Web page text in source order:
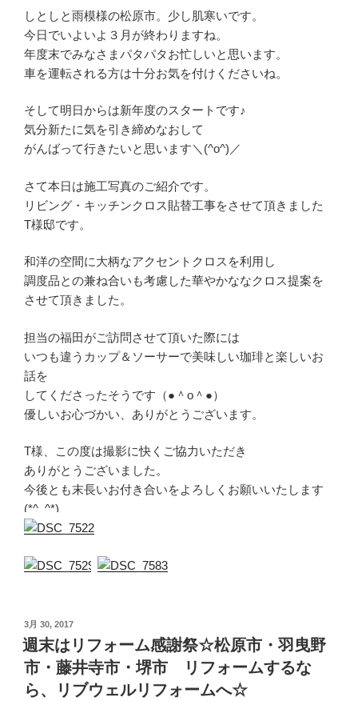
しとしと雨模様の松原市。少し肌寒いです。
今日でいよいよ３月が終わりますね。
年度末でみなさまパタパタお忙しいと思います。
車を運転される方は十分お気を付けくださいね。
そして明日からは新年度のスタートです♪
気分新たに気を引き締めなおして
がんばって行きたいと思います＼(^o^)／
さて本日は施工写真のご紹介です。
リビング・キッチンクロス貼替工事をさせて頂きました
T様邸です。
和洋の空間に大柄なアクセントクロスを利用し
調度品との兼ね合いも考慮した華やかななクロス提案を
させて頂きました。
担当の福田がご訪問させて頂いた際には
いつも違うカップ＆ソーサーで美味しい珈琲と楽しいお
話を
してくださったそうです（●＾o＾●）
優しいお心づかい、ありがとうございます。
T様、この度は撮影に快くご協力いただき
ありがとうございました。
今後とも末長いお付き合いをよろしくお願いいたします
(*^_^*)
投
稿
日:
3月 30, 2017
週末はリフォーム感謝祭☆松原市・羽曳野
市・藤井寺市・堺市 リフォームするな
ら、リブウェルリフォームへ☆